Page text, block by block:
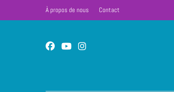
À propos de nous Contact